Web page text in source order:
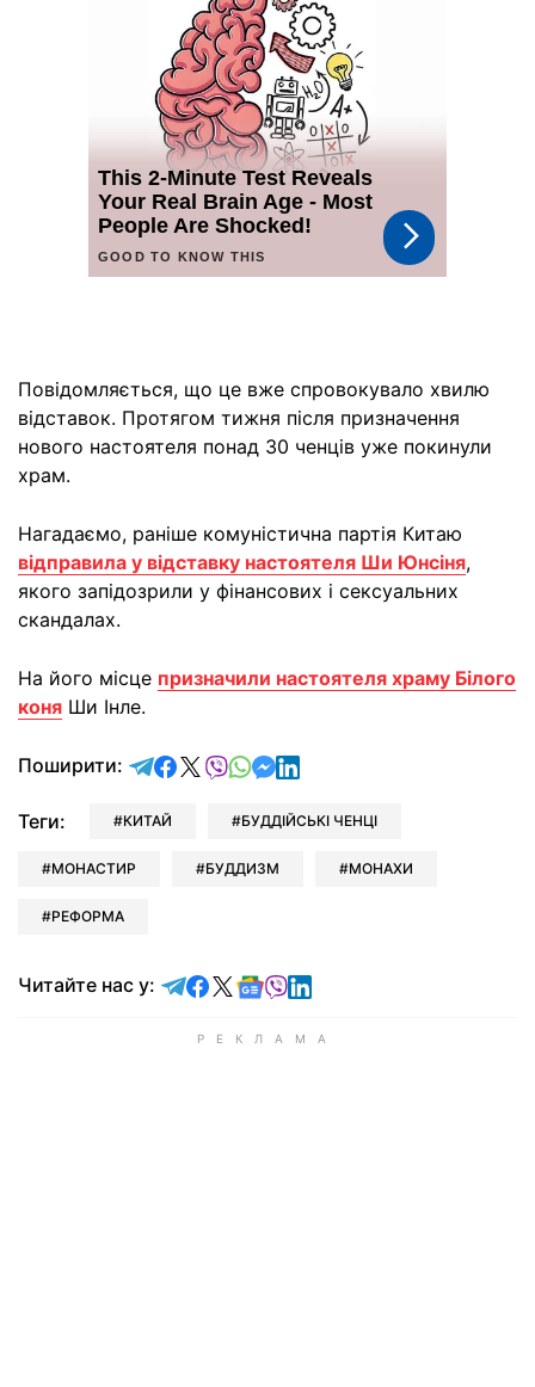
Повідомляється, що це вже спровокувало хвилю
відставок. Протягом тижня після призначення
нового настоятеля понад 30 ченців уже покинули
храм.
Нагадаємо, раніше комуністична партія Китаю
відправила у відставку настоятеля Ши Юнсіня,
якого запідозрили у фінансових і сексуальних
скандалах.
На його місце призначили настоятеля храму Білого
коня Ши Інле.
Поширити: відправити у Telegram
поділитись у Facebook
поділитись у X
відправити у Viber
відправити у Whatsapp
відправити у Messenger
відправити у LinkedIn
Теги: КИТАЙ БУДДІЙСЬКІ ЧЕНЦІ
МОНАСТИР БУДДИЗМ МОНАХИ
РЕФОРМА
Читайте нас у: Читайте у Telegram
Читайте у Facebook
Читайте у X
Читайте у Google news
Читайте у Viber
Читайте у LinkedIn